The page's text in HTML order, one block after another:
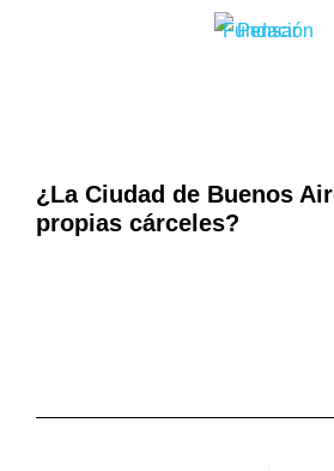
¿La Ciudad de Buenos
propias cárceles?